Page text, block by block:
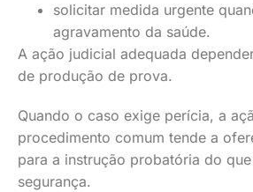
solicitar medida urgente
agravamento da saúde.
A ação judicial adequada
de produção de prova.
Quando o caso exige perícia, a
procedimento comum tende a
para a instrução probatória do
segurança.